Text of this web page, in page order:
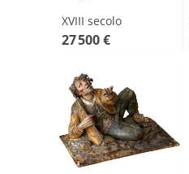
XVIII secolo
27 500 €